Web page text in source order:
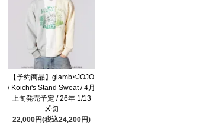
【予約商品】glamb×JOJO
/ Koichi's Stand Sweat / 4月
上旬発売予定 / 26年 1/13
〆切
22,000円(税込24,200円)